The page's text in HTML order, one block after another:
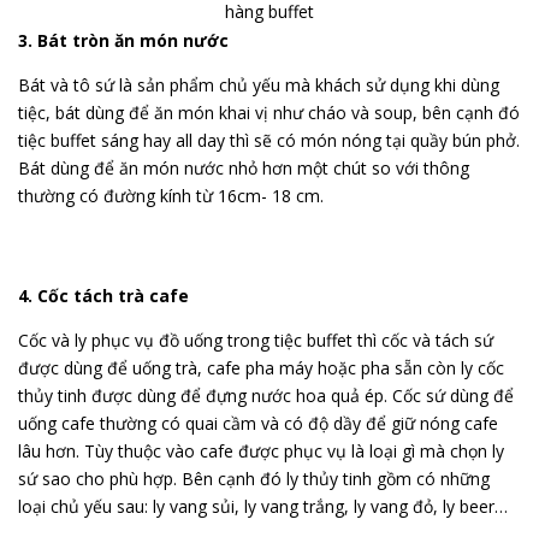
3. Bát tròn ăn món nước
Bát và tô sứ là sản phẩm chủ yếu mà khách sử dụng khi dùng
tiệc, bát dùng để ăn món khai vị như cháo và soup, bên cạnh đó
tiệc buffet sáng hay all day thì sẽ có món nóng tại quầy bún phở.
Bát dùng để ăn món nước nhỏ hơn một chút so với thông
thường có đường kính từ 16cm- 18 cm.
4. Cốc tách trà cafe
Cốc và ly phục vụ đồ uống trong tiệc buffet thì cốc và tách sứ
được dùng để uống trà, cafe pha máy hoặc pha sẵn còn ly cốc
thủy tinh được dùng để đựng nước hoa quả ép. Cốc sứ dùng để
uống cafe thường có quai cầm và có độ dầy để giữ nóng cafe
lâu hơn. Tùy thuộc vào cafe được phục vụ là loại gì mà chọn ly
sứ sao cho phù hợp. Bên cạnh đó ly thủy tinh gồm có những
loại chủ yếu sau: ly vang sủi, ly vang trắng, ly vang đỏ, ly beer…